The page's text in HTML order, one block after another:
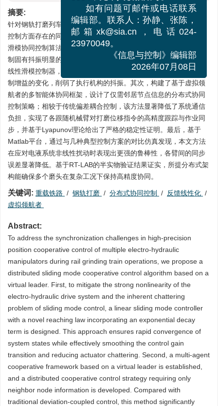
摘要:
针对钢轨打磨列车作业过程中，多个电液机械臂在高精度位置协同
控制方面存在的同步难题，本文提出一种基于虚拟领航者的分布式
滑模协同控制算法。首先，为解决电液驱动系统非线性强、滑模控
制固有抖振明显的问题，设计了一种引入指数衰减项的新型趋近律
线性滑模控制器，在保证系统状态快速收敛的同时，有效平滑了控
制增益的变化，削弱了执行机构的抖振。其次，构建了基于虚拟领
航者的多智能体协同框架，设计了仅需邻居节点信息的分布式协同
控制策略；相较于传统偏差耦合控制，该方法显著降低了系统通信
负担，实现了各跟随机械臂对打磨位移指令的高精度跟踪与作业同
步，并基于Lyapunov理论给出了严格的稳定性证明。最后，基于
Matlab平台，通过与几种典型控制方案的对比仿真发现，本文方法
在应对电液系统非线性扰动时表现出更强的鲁棒性，各臂间的同步
误差显著降低。基于RT-LAB的半实物验证结果证实，所提分布式架
构能确保多个磨头在复杂工况下保持高精度协同。
关键词: 重载铁路 / 钢轨打磨 / 分布式协同控制 / 反馈线性化 /
虚拟领航者
Abstract:
To address the synchronization challenges in high-precision
position cooperative control of multiple electro-hydraulic
manipulators during rail grinding train operations, we propose a
distributed sliding mode cooperative control algorithm based on a
virtual leader. First, to mitigate the strong nonlinearity of the
electro-hydraulic drive system and the inherent chattering
problem of sliding mode control, a linear sliding mode controller
with a novel reaching law incorporating an exponential decay
term is designed. This approach ensures rapid convergence of
system states while effectively smoothing the control gain
transition and reducing actuator chattering. Second, a multi-agent
cooperative framework based on a virtual leader is established,
and a distributed cooperative control strategy requiring only
neighbor node information is developed. Compared with
traditional deviation-coupled control, this method significantly
0004，无个人收款账号。
如有问题可邮件或电话联系
编辑部。联系人：孙静、张陈，
邮箱xk@sia.cn，电话024-
《信息与控制》编辑部
2026年07月08日